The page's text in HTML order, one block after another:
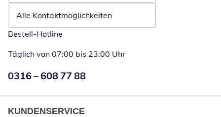
Alle Kontaktmöglichkeiten
Bestell-Hotline
Täglich von 07:00 bis 23:00 Uhr
Numéro de téléphone:
0316 – 608 77 88
KUNDENSERVICE